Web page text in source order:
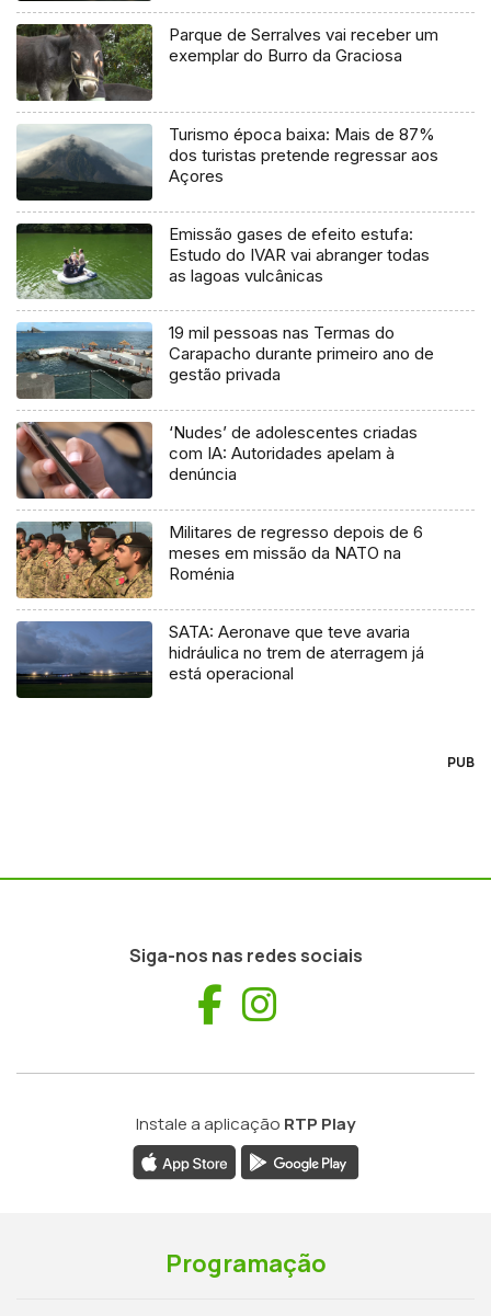
Parque de Serralves vai receber um
exemplar do Burro da Graciosa
Turismo época baixa: Mais de 87%
dos turistas pretende regressar aos
Açores
Emissão gases de efeito estufa:
Estudo do IVAR vai abranger todas
as lagoas vulcânicas
19 mil pessoas nas Termas do
Carapacho durante primeiro ano de
gestão privada
‘Nudes’ de adolescentes criadas
com IA: Autoridades apelam à
denúncia
Militares de regresso depois de 6
meses em missão da NATO na
Roménia
SATA: Aeronave que teve avaria
hidráulica no trem de aterragem já
está operacional
PUB
Siga-nos nas redes sociais
Facebook
Instale a aplicação RTP Play
Programação